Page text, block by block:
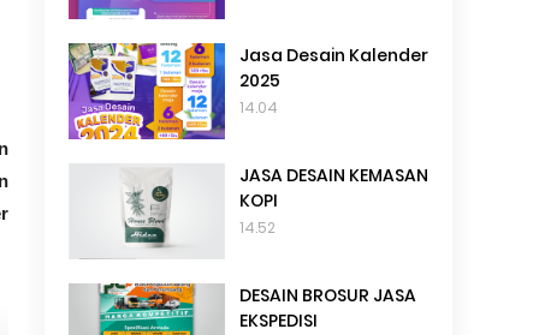
Jasa Desain Kalender
2025
14.04
JASA DESAIN KEMASAN
KOPI
14.52
DESAIN BROSUR JASA
EKSPEDISI